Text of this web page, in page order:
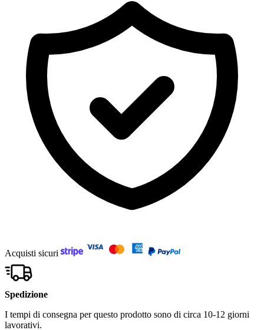
Acquisti sicuri
Spedizione
I tempi di consegna per questo prodotto sono di circa 10-12 giorni
lavorativi.